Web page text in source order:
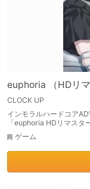
euphoria （HDリ
CLOCK UP
インモラルハードコア
「euphoria HDリマスタ
ゲーム